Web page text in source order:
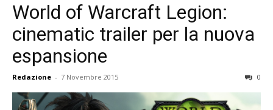
World of Warcraft Legion:
cinematic trailer per la nuova
espansione
Redazione - 7 Novembre 2015 0